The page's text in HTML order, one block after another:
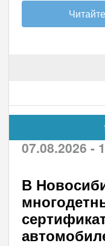
07.08.2026 -
В